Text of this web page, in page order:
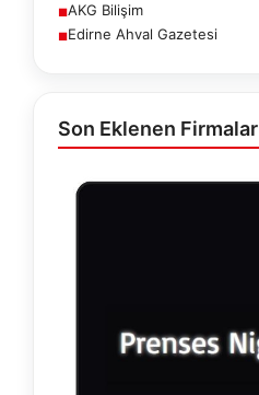
■AKG Bilişim
■Edirne Ahval Gazetesi
Son Eklenen Firmalar